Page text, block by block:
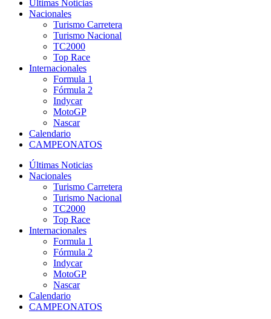
Últimas Noticias
Nacionales
Turismo Carretera
Turismo Nacional
TC2000
Top Race
Internacionales
Formula 1
Fórmula 2
Indycar
MotoGP
Nascar
Calendario
CAMPEONATOS
Últimas Noticias
Nacionales
Turismo Carretera
Turismo Nacional
TC2000
Top Race
Internacionales
Formula 1
Fórmula 2
Indycar
MotoGP
Nascar
Calendario
CAMPEONATOS